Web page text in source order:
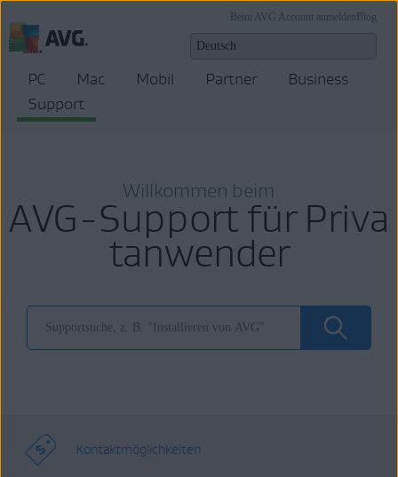
Blog
Beim AVG Account anmelden
PC Mac Mobil Partner
Business
Support
Willkommen beim
AVG-Support für Priva
tanwender
Kontaktmöglichkeiten